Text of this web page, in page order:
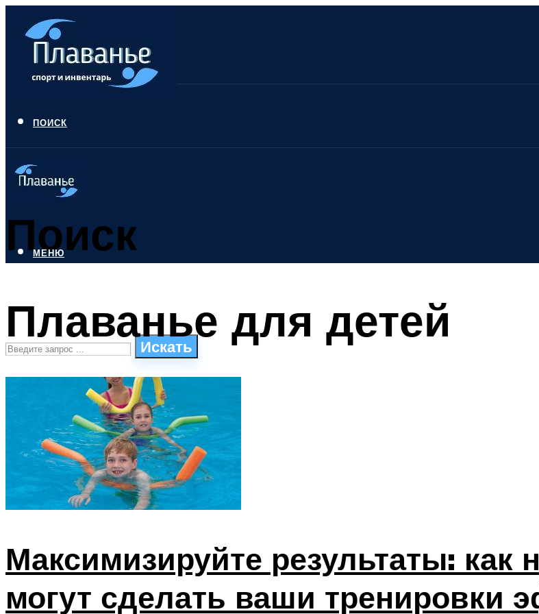
ПОИСК
Поиск
Искать
СТИЛИ ПЛАВАНЬЯ
ПЛАВАНЬЕ ДЛЯ ДЕТЕЙ
ПЛАВАНЬЕ ДЛЯ ПОХУДЕНИЯ
БАССЕЙН ДЛЯ ДОМА
ОЧИСТКА БАССЕЙНОВ
МЕНЮ
МЕНЮ
Плаванье для детей
Максимизируйте результаты: как
могут сделать ваши тренировки